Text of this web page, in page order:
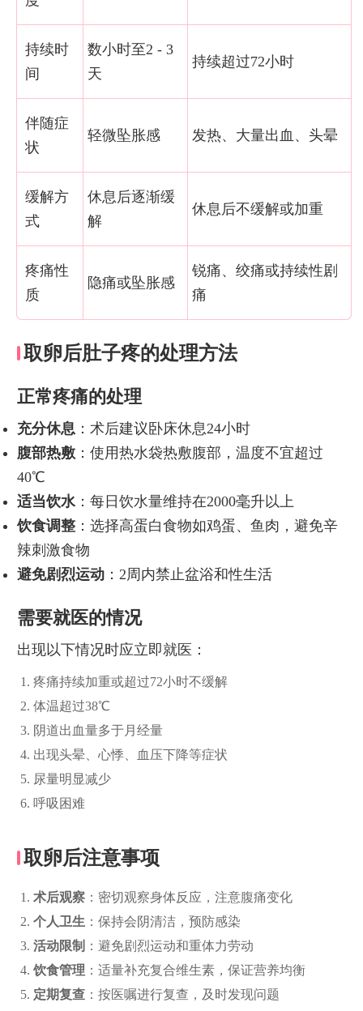
持续时
间
数小时至2 - 3
天
持续超过72小时
伴随症
状
轻微坠胀感 发热、大量出血、头晕
缓解方
式
休息后逐渐缓
解
休息后不缓解或加重
疼痛性
质
隐痛或坠胀感
锐痛、绞痛或持续性剧
痛
取卵后肚子疼的处理方法
正常疼痛的处理
充分休息：术后建议卧床休息24小时
腹部热敷：使用热水袋热敷腹部，温度不宜超过
40℃
适当饮水：每日饮水量维持在2000毫升以上
饮食调整：选择高蛋白食物如鸡蛋、鱼肉，避免辛
辣刺激食物
避免剧烈运动：2周内禁止盆浴和性生活
需要就医的情况
出现以下情况时应立即就医：
疼痛持续加重或超过72小时不缓解
体温超过38℃
阴道出血量多于月经量
出现头晕、心悸、血压下降等症状
尿量明显减少
呼吸困难
取卵后注意事项
术后观察：密切观察身体反应，注意腹痛变化
个人卫生 ：保持会阴清洁，预防感染
活动限制 ：避免剧烈运动和重体力劳动
饮食管理 ：适量补充复合维生素，保证营养均衡
定期复查：按医嘱进行复查，及时发现问题